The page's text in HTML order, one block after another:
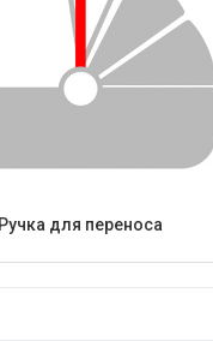
Ручка для переноса